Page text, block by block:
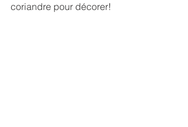
coriandre pour décorer!